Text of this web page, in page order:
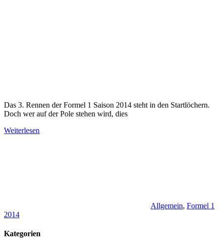
Das 3. Rennen der Formel 1 Saison 2014 steht in den Startlöchern.
Doch wer auf der Pole stehen wird, dies
Weiterlesen
Allgemein, Formel 1
2014
Kategorien